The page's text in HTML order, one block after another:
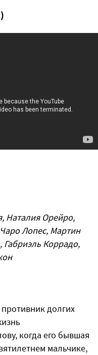
Наталия Орейро,
Лопес, Мартин
Коррадо,
долгих
когда его бывшая
мальчике,